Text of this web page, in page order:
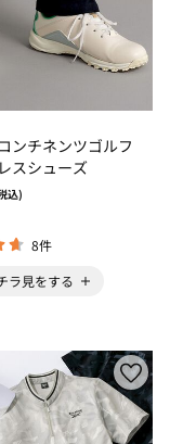
ンチネンツゴルフ
スシューズ
込)
8件
ラ見をする